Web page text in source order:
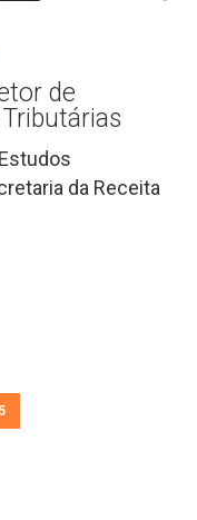
de
da Receita
5